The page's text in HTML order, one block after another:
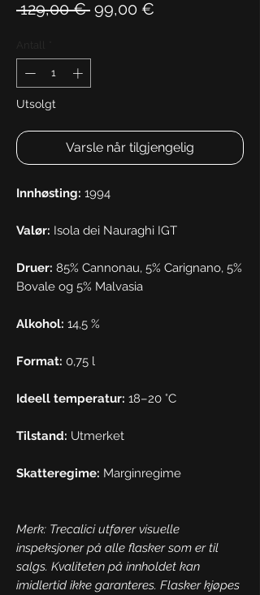
129,00 € Vanlig
99,00 €
Utsolgt
Varsle når tilgjengelig
Innhøsting: 1994
Valør: Isola dei Nauraghi IGT
Druer: 85% Cannonau, 5% Carignano, 5%
Bovale og 5% Malvasia
Alkohol: 14,5 %
Format: 0,75 l
Ideell temperatur: 18–20 °C
Tilstand: Utmerket
Skatteregime: Marginregime
Merk: Trecalici utfører visuelle
inspeksjoner på alle flasker som er til
salgs. Kvaliteten på innholdet kan
imidlertid ikke garanteres. Flasker kjøpes